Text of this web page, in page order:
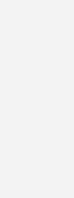
der
des
„Maulwurf“
Anschluss
Impuls des
die ein
im
Heizzentrale im
sind somit
Das Saugsystem
und